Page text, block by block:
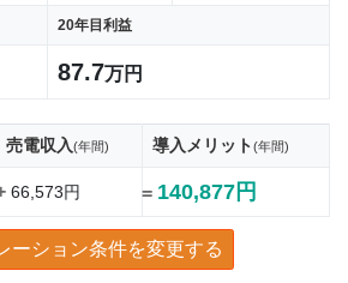
20年目利益
87.7万円
売電収入(年間) 導入メリット(年間)
66,573円 = 140,877円
ーション条件を変更する